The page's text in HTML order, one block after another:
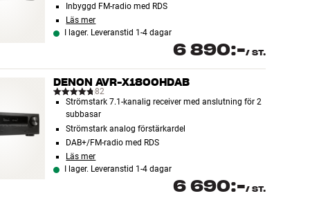
Inbyggd FM-radio med RDS
Läs mer
I lager. Leveranstid 1-4 dagar
6 890:-/ ST.
DENON AVR-X1800HDAB
82
Strömstark 7.1-kanalig receiver med anslutning för 2
subbasar
Strömstark analog förstärkardel
DAB+/FM-radio med RDS
Läs mer
I lager. Leveranstid 1-4 dagar
6 690:-/ ST.